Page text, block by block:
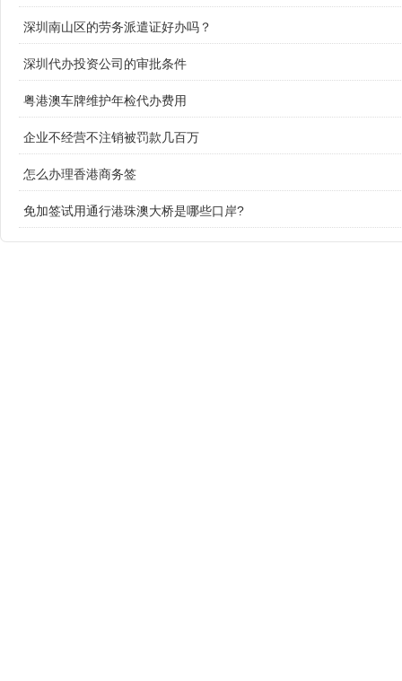
深圳南山区的劳务派遣证好办吗？
深圳代办投资公司的审批条件
粤港澳车牌维护年检代办费用
企业不经营不注销被罚款几百万
怎么办理香港商务签
免加签试用通行港珠澳大桥是哪些口岸?